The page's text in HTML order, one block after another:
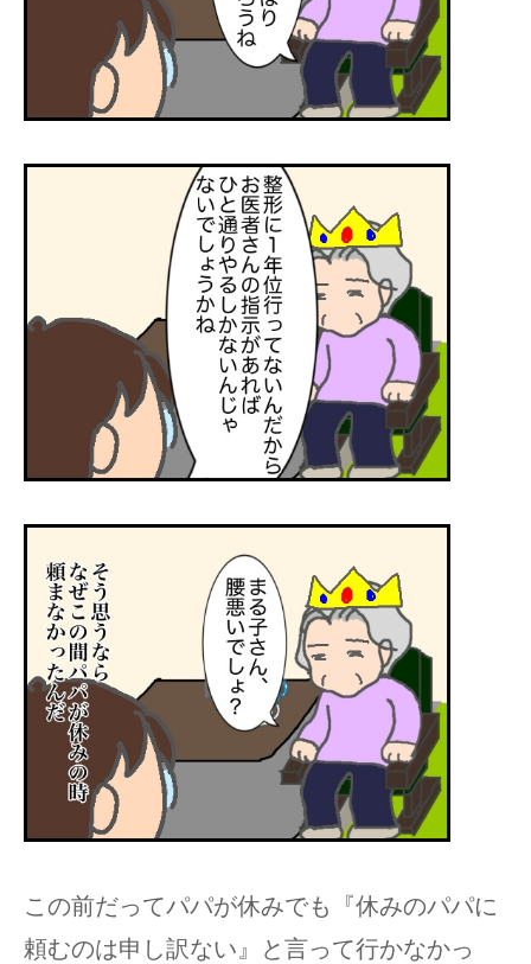
この前だってパパが休みでも『休みのパパに
頼むのは申し訳ない』と言って行かなかっ